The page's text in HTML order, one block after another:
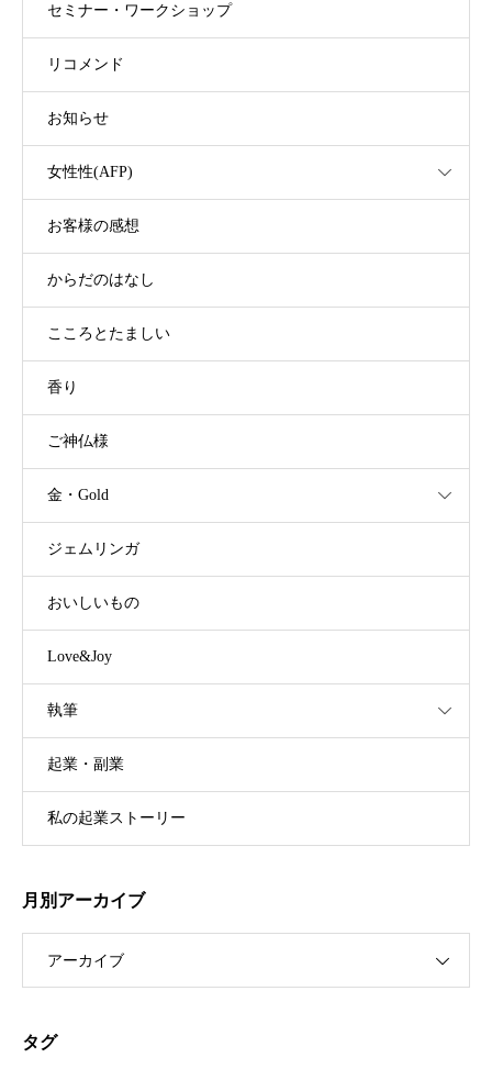
セミナー・ワークショップ
リコメンド
お知らせ
女性性(AFP)
お客様の感想
からだのはなし
こころとたましい
香り
ご神仏様
金・Gold
ジェムリンガ
おいしいもの
Love&Joy
執筆
起業・副業
私の起業ストーリー
月別アーカイブ
アーカイブ
タグ